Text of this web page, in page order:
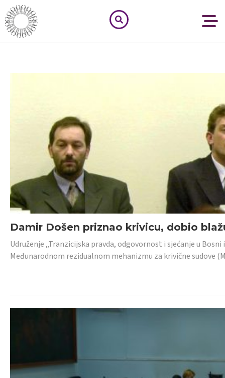
Damir Došen priznao krivicu, dobio
Udruženje „Tranzicijska pravda, odgovornost i sjećanje u
Međunarodnom rezidualnom mehanizmu za krivične sudove